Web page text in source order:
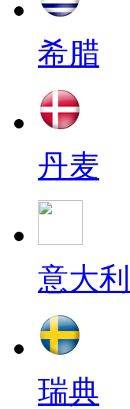
希腊
丹麦
意大利
瑞典